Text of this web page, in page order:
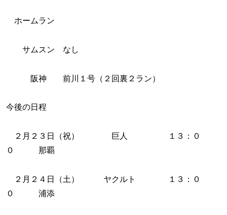
ホームラン
サムスン なし
阪神 前川１号（２回裏２ラン）
今後の日程
２月２３日（祝） 巨人 １３：０
０ 那覇
２月２４日（土） ヤクルト １３：０
０ 浦添